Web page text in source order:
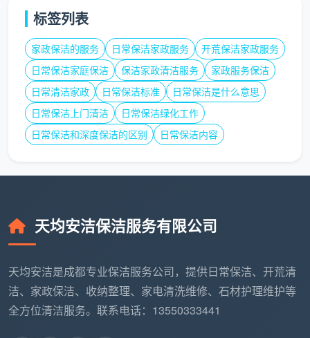
负责地漏清掏
团队协作流程：
进场后三人同时展开作业——玻璃系统及柜体岗从
窗户和柜子开始，地面及厨卫岗从地面铲除和厨卫开
始，领班兼细部处理岗从开关面板、风口、踢脚线和窗
台等细部开始。三人各司其职、分区作业、无交叉遗
三、成都天均安洁保洁对开荒保洁岗位人员的要求
全部为公司签订劳动合同的正式员工，非临时外聘或
转包人员
标签列表
家政保洁的服务 日常保洁家政服务
开荒保洁家政服务
日常保洁家庭保洁
保洁家政清洁服务
家政服务保洁
日常清洁家政
日常保洁标准
日常保洁是什么意思
日常保洁上门清洁
日常保洁绿化工作
日常保洁和深度保洁的区别
日常保洁内容
天均安洁保洁服务有限公司
天均安洁是成都专业保洁服务公司，提供日常保洁、开荒清
洁、家政保洁、收纳整理、家电清洗维修、石材护理维护等
全方位清洁服务。联系电话：13550333441